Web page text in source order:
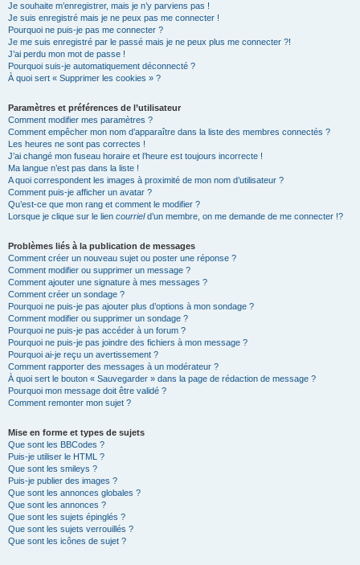
Je souhaite m’enregistrer, mais je n’y parviens pas !
Je suis enregistré mais je ne peux pas me connecter !
Pourquoi ne puis-je pas me connecter ?
Je me suis enregistré par le passé mais je ne peux plus me connecter ?!
J’ai perdu mon mot de passe !
Pourquoi suis-je automatiquement déconnecté ?
À quoi sert « Supprimer les cookies » ?
Paramètres et préférences de l’utilisateur
Comment modifier mes paramètres ?
Comment empêcher mon nom d’apparaître dans la liste des membres connectés ?
Les heures ne sont pas correctes !
J’ai changé mon fuseau horaire et l’heure est toujours incorrecte !
Ma langue n’est pas dans la liste !
A quoi correspondent les images à proximité de mon nom d’utilisateur ?
Comment puis-je afficher un avatar ?
Qu’est-ce que mon rang et comment le modifier ?
Lorsque je clique sur le lien courrield’un membre, on me demande de me connecter !?
Problèmes liés à la publication de messages
Comment créer un nouveau sujet ou poster une réponse ?
Comment modifier ou supprimer un message ?
Comment ajouter une signature à mes messages ?
Comment créer un sondage ?
Pourquoi ne puis-je pas ajouter plus d’options à mon sondage ?
Comment modifier ou supprimer un sondage ?
Pourquoi ne puis-je pas accéder à un forum ?
Pourquoi ne puis-je pas joindre des fichiers à mon message ?
Pourquoi ai-je reçu un avertissement ?
Comment rapporter des messages à un modérateur ?
À quoi sert le bouton « Sauvegarder » dans la page de rédaction de message ?
Pourquoi mon message doit être validé ?
Comment remonter mon sujet ?
Mise en forme et types de sujets
Que sont les BBCodes ?
Puis-je utiliser le HTML ?
Que sont les smileys ?
Puis-je publier des images ?
Que sont les annonces globales ?
Que sont les annonces ?
Que sont les sujets épinglés ?
Que sont les sujets verrouillés ?
Que sont les icônes de sujet ?